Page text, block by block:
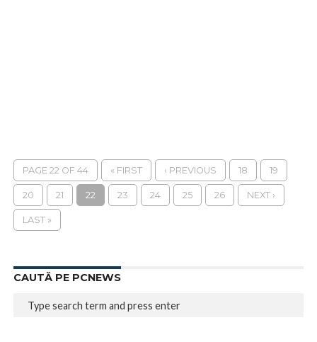
PAGE 22 OF 44 « FIRST ‹ PREVIOUS 18 19
20 21 22 23 24 25 26 NEXT ›
LAST »
CAUTĂ PE PCNEWS